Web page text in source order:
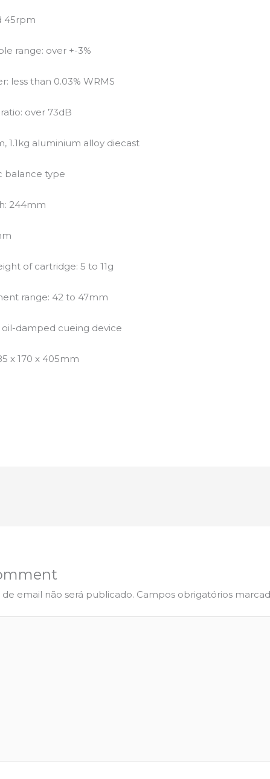
45rpm
range: over +-3%
less than 0.03% WRMS
over 73dB
1.1kg aluminium alloy diecast
balance type
244mm
of cartridge: 5 to 11g
range: 42 to 47mm
oil-damped cueing device
x 170 x 405mm
email não será publicado. Campos obrigatórios